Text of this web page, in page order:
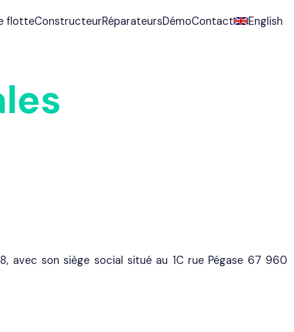
flotteConstructeurRéparateursDémoContact English
avec son siège social situé au 1C rue Pégase 67 960